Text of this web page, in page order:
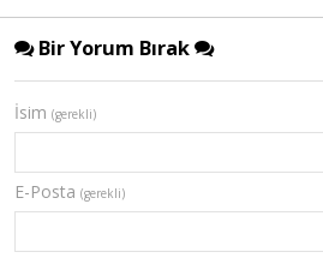
Bir Yorum Bırak
İsim (gerekli)
E-Posta (gerekli)